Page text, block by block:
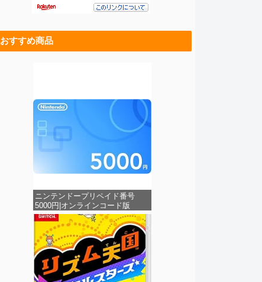
おすすめ商品
ニンテンドープリペイド番号
5000円|オンラインコード版